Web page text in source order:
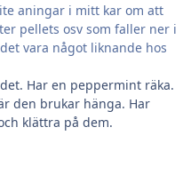
aningar i mitt kar om att
pellets osv som faller ner i
vara något liknande hos
Har en peppermint räka.
den brukar hänga. Har
klättra på dem.